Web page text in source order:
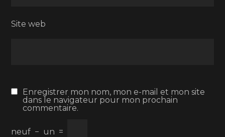
Site web
Enregistrer mon nom, mon e-mail et mon site
dans le navigateur pour mon prochain
commentaire.
neuf − un =